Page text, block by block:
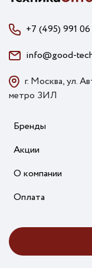
+7 (495) 991
info@good-
г. Москва, ул.
метро ЗИЛ
Бренды
Акции
О компании
Оплата